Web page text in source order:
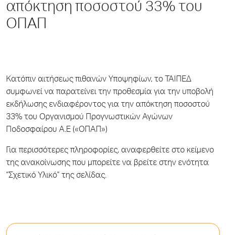
απόκτηση ποσοστού 33% του
ΟΠΑΠ
Κατόπιν αιτήσεως πιθανών Υποψηφίων, το ΤΑΙΠΕΔ
συμφωνεί να παρατείνει την προθεσμία για την υποβολή
εκδήλωσης ενδιαφέροντος για την απόκτηση ποσοστού
33% του Οργανισμού Προγνωστικών Αγώνων
Ποδοσφαίρου Α.Ε («ΟΠΑΠ»)
Για περισσότερες πληροφορίες, αναφερθείτε στο κείμενο
της ανακοίνωσης που μπορείτε να βρείτε στην ενότητα
“Σχετικό Υλικό” της σελίδας.